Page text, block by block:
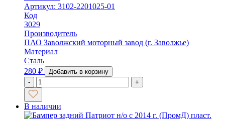
Артикул: 3102-2201025-01
Код
3029
Производитель
ПАО Заволжский моторный завод (г. Заволжье)
Материал
Сталь
280 ₽
Добавить в корзину
-
+
В наличии